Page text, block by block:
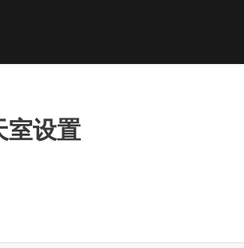
室设置